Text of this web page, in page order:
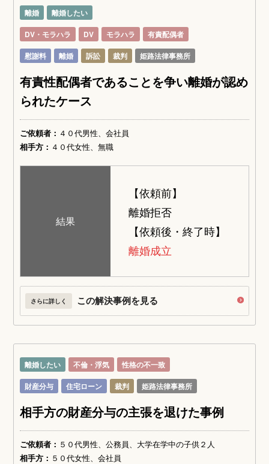
離婚
離婚したい
DV・モラハラ
DV モラハラ
有責配偶者
慰謝料
離婚 訴訟 裁判 姫路法律事務所
有責性配偶者であることを争い離婚が認め
られたケース
ご依頼者： ４０代男性、会社員
相手方： ４０代女性、無職
結果
【依頼前】
離婚拒否
【依頼後・終了時】
離婚成立
さらに詳しく この解決事例を見る
離婚したい 不倫・浮気
性格の不一致
財産分与
住宅ローン 裁判 姫路法律事務所
相手方の財産分与の主張を退けた事例
ご依頼者： ５０代男性、公務員、大学在学中の子供２人
相手方： ５０代女性、会社員